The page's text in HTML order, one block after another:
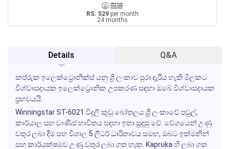
RS. 529 per month
24 months
Details Q&A
කප්රුක ඉලෙක්ට්‍රොනික්ස් යනු ශ්‍රී ලංකාව පුරා දැරිය හැකි මිලකට
විශ්වාසදායක ඉලෙක්ට්‍රොනික උපකරණ සඳහා ඔබේ විශ්වාසදායක
ප්‍රභවයයි.
Winningstar ST-6021 විදුලි කුඩු බෝතලය ශ්‍රී ලංකාවේ පවුල්,
කාර්යාල සහ වාණිජ භාවිතය සඳහා ඉතා සුදුසු වේ. වේගයෙන් උණු
වතුර ලබා දීම සහ විශාල 5 ලීටර් ධාරිතාවය සමඟ, ඔබට ඉක්මනින්
සහ කාර්යක්ෂමව උණු වතුර ලබා ගත හැක. Kapruka හි ලබා ගත